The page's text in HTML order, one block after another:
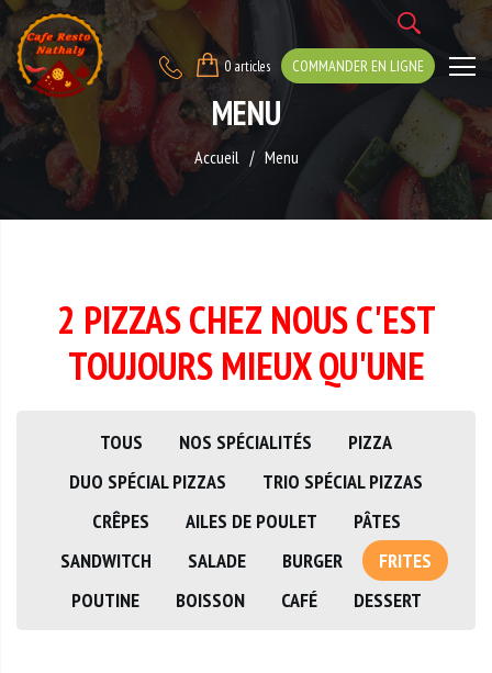
0 articles COMMANDER EN LIGNE
MENU
Accueil Menu
2 PIZZAS CHEZ NOUS C'EST
TOUJOURS MIEUX QU'UNE
TOUS NOS SPÉCIALITÉS
PIZZA
DUO SPÉCIAL PIZZAS
TRIO SPÉCIAL PIZZAS
CRÊPES
AILES DE POULET
PÂTES
SANDWITCH
SALADE BURGER
FRITES
POUTINE
BOISSON CAFÉ DESSERT